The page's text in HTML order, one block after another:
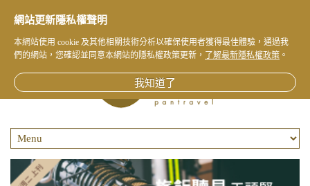
網站更新隱私權聲明
本網站使用 cookie 及其他相關技術分析以確保使用者獲得最佳體驗，通過我
們的網站，您確認並同意本網站的隱私權政策更新，
了解最新隱私權政策 。
我知道了